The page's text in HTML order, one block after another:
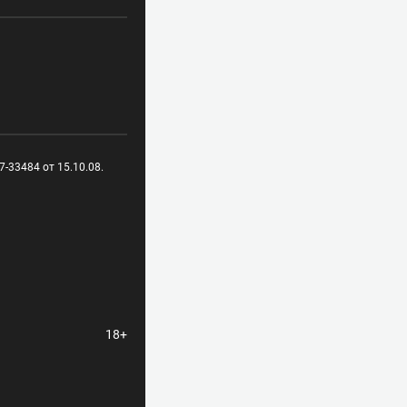
33484 от 15.10.08.
18+